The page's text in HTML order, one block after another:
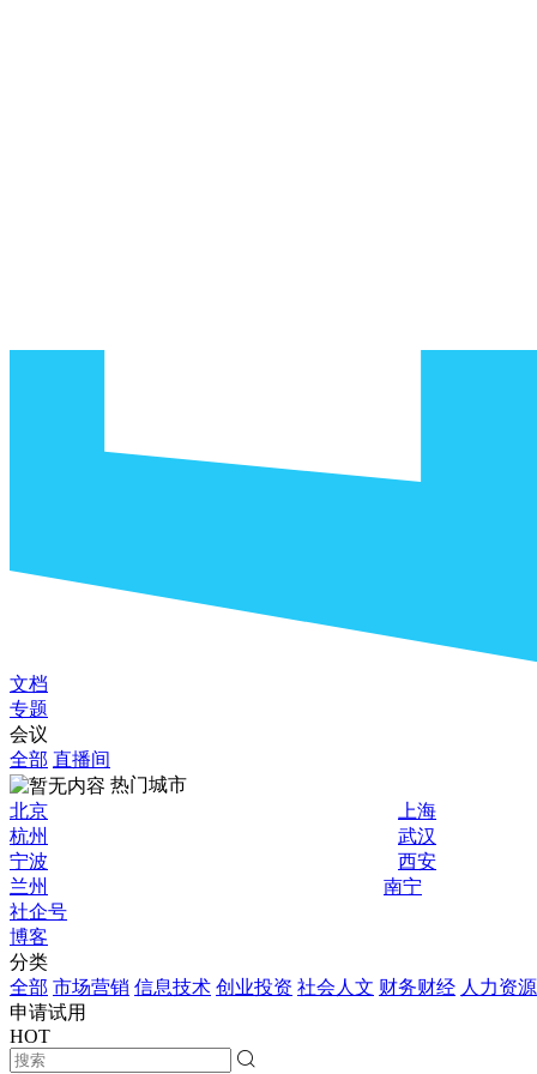
文档
专题
会议
全部 直播间
热门城市
北京
上海
杭州
武汉
宁波
西安
兰州
南宁
社企号
博客
分类
全部 市场营销 信息技术 创业投资 社会人文 财务财经 人力资源
申请试用
HOT